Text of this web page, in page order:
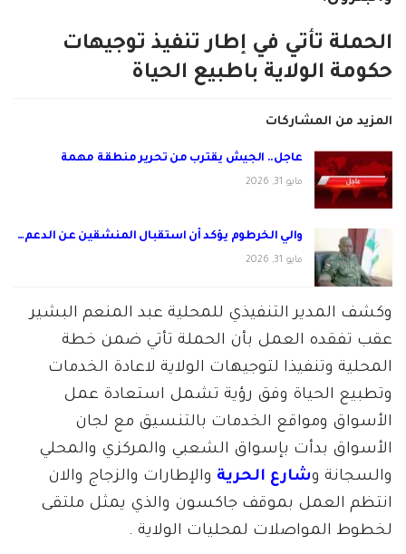
الحملة تأتي في إطار تنفيذ توجيهات
حكومة الولاية باطبيع الحياة
المزيد من المشاركات
عاجل.. الجيش يقترب من تحرير منطقة مهمة
مايو 31, 2026
والي الخرطوم يؤكد أن استقبال المنشقين عن الدعم…
مايو 31, 2026
وكشف المدير التنفيذي للمحلية عبد المنعم البشير
عقب تفقده العمل بأن الحملة تأتي ضمن خطة
المحلية وتنفيذا لتوجيهات الولاية لاعادة الخدمات
وتطبيع الحياة وفق رؤية تشمل استعادة عمل
الأسواق ومواقع الخدمات بالتنسيق مع لجان
الأسواق بدأت بإسواق الشعبي والمركزي والمحلي
والسجانة وشارع الحرية والإطارات والزجاج والان
انتظم العمل بموقف جاكسون والذي يمثل ملتقى
لخطوط المواصلات لمحليات الولاية .